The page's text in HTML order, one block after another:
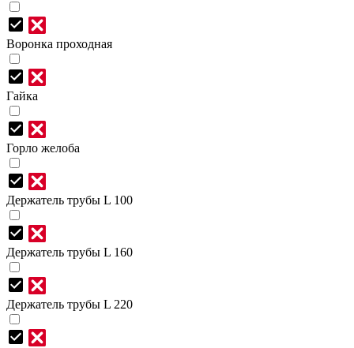
Воронка проходная
Гайка
Горло желоба
Держатель трубы L 100
Держатель трубы L 160
Держатель трубы L 220